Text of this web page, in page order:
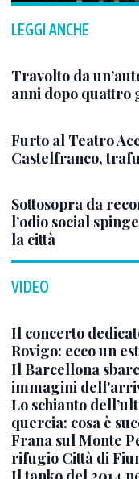
LEGGI ANCHE
Travolto da
anni dopo quattro
Furto al Teatro
Castelfranco,
Sottosopra da
l’odio social
la città
VIDEO
Il concerto
Rovigo: ecco un
Il Barcellona
immagini
Lo schianto
quercia: cosa è
Frana sul Monte
rifugio Città di